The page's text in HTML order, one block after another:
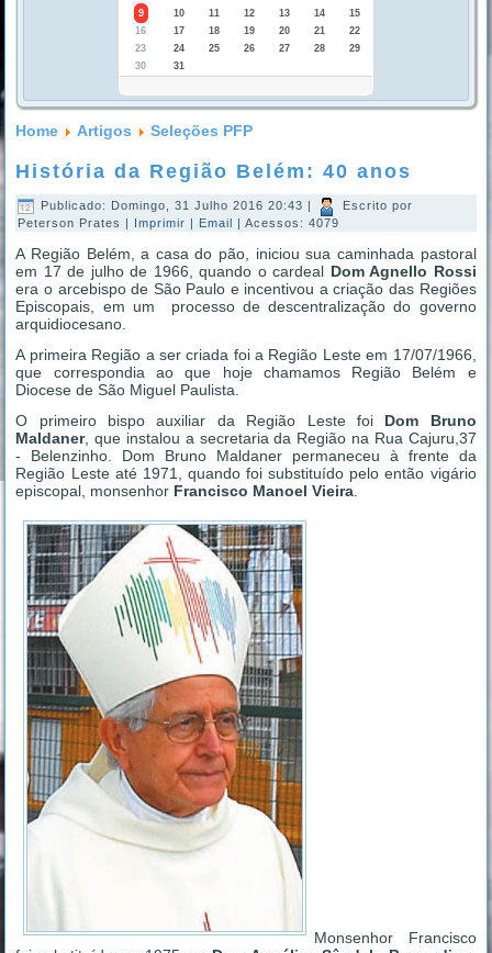
9
10 11 12 13 14
15
16
17 18 19 20 21
22
23
24 25 26 27 28
29
30
31
Home Artigos Seleções PFP
História da Região Belém: 40 anos
Publicado: Domingo, 31 Julho 2016 20:43 |
Escrito por
Peterson Prates | Imprimir | Email | Acessos: 4079
A Região Belém, a casa do pão, iniciou sua caminhada pastoral
em 17 de julho de 1966, quando o cardeal Dom Agnello Rossi
era o arcebispo de São Paulo e incentivou a criação das Regiões
Episcopais, em um processo de descentralização do governo
arquidiocesano.
A primeira Região a ser criada foi a Região Leste em 17/07/1966,
que correspondia ao que hoje chamamos Região Belém e
Diocese de São Miguel Paulista.
O primeiro bispo auxiliar da Região Leste foi Dom Bruno
Maldaner, que instalou a secretaria da Região na Rua Cajuru,37
- Belenzinho. Dom Bruno Maldaner permaneceu à frente da
Região Leste até 1971, quando foi substituído pelo então vigário
episcopal, monsenhor Francisco Manoel Vieira
Monsenhor Francisco